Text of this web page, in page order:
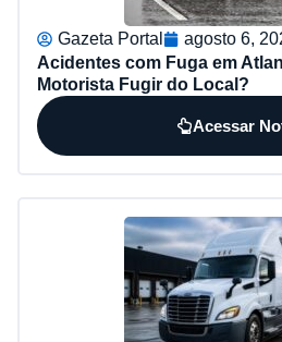
Gazeta Portal agosto 6,
Acidentes com Fuga em
Motorista Fugir do Local?
Acessar